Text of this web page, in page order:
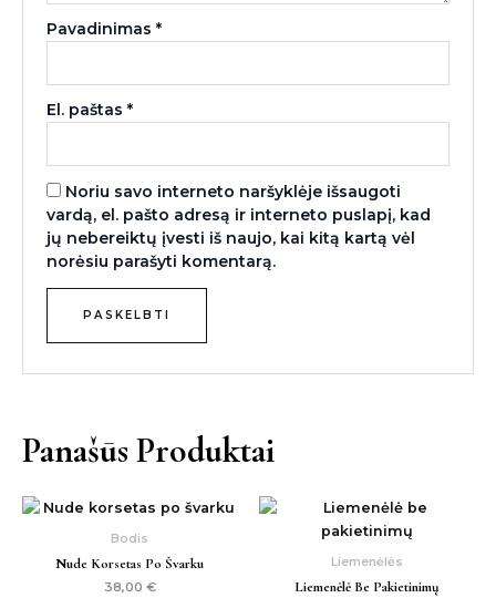
Pavadinimas*
El. paštas*
Noriu savo interneto naršyklėje išsaugoti
vardą, el. pašto adresą ir interneto puslapį, kad
jų nebereiktų įvesti iš naujo, kai kitą kartą vėl
norėsiu parašyti komentarą.
Panašūs Produktai
Bodis
Nude Korsetas Po Švarku
38,00 €
Liemenėlės
Liemenėlė Be Pakietinimų